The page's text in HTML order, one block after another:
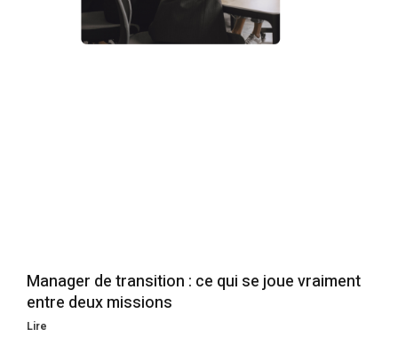
Manager de transition : ce qui se joue vraiment
entre deux missions
Lire